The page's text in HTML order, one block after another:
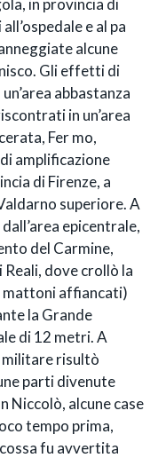
e al pa
alcune
Gli effetti di
abbastanza
in un’area
Fer mo,
amplificazione
di Firenze, a
superiore. A
epicentrale,
del Carmine,
dove crollò la
affiancati)
la Grande
di 12 metri. A
militare risultò
parti divenute
Niccolò, alcune case
tempo prima,
fu avvertita